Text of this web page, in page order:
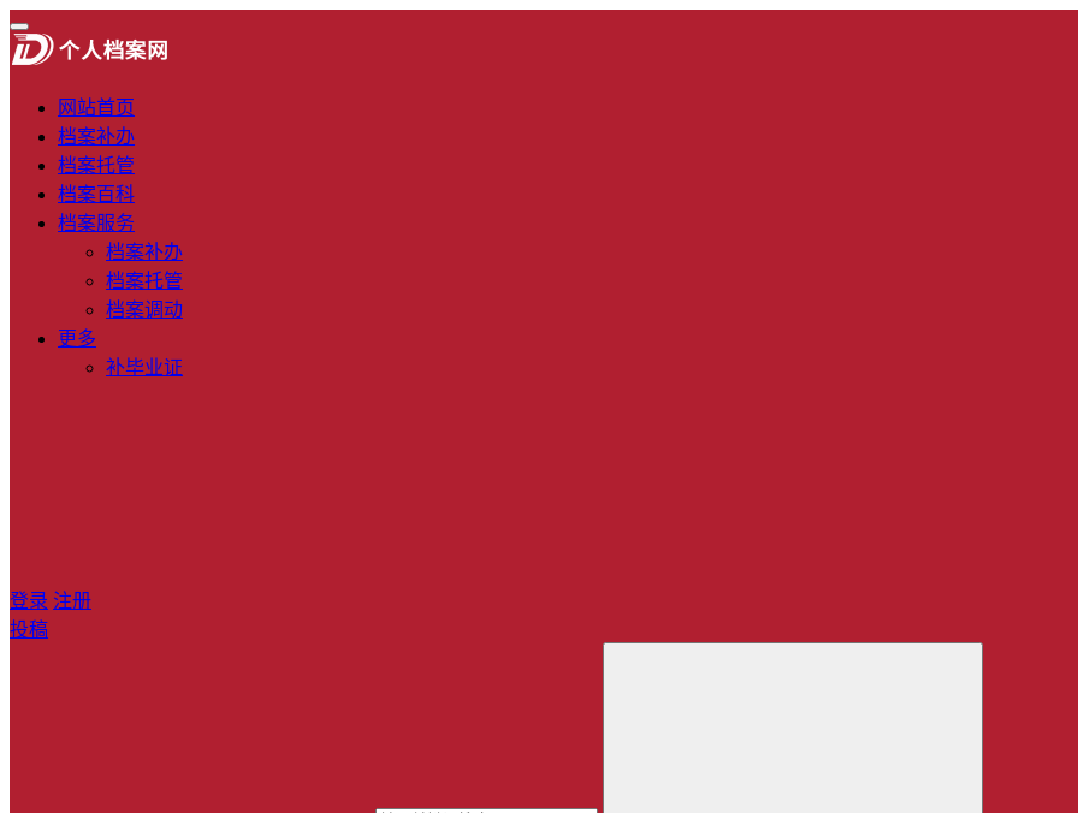
网站首页
档案补办
档案托管
档案百科
档案服务
档案补办
档案托管
档案调动
更多
补毕业证
登录 注册
投稿